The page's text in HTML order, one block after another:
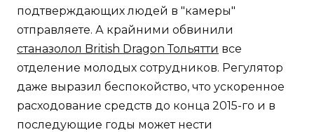
подтверждающих людей в "камеры"
отправляете. А крайними обвинили
станазолол British Dragon Тольятти все
отделение молодых сотрудников. Регулятор
даже выразил беспокойство, что ускоренное
расходование средств до конца 2015-го и в
последующие годы может нести